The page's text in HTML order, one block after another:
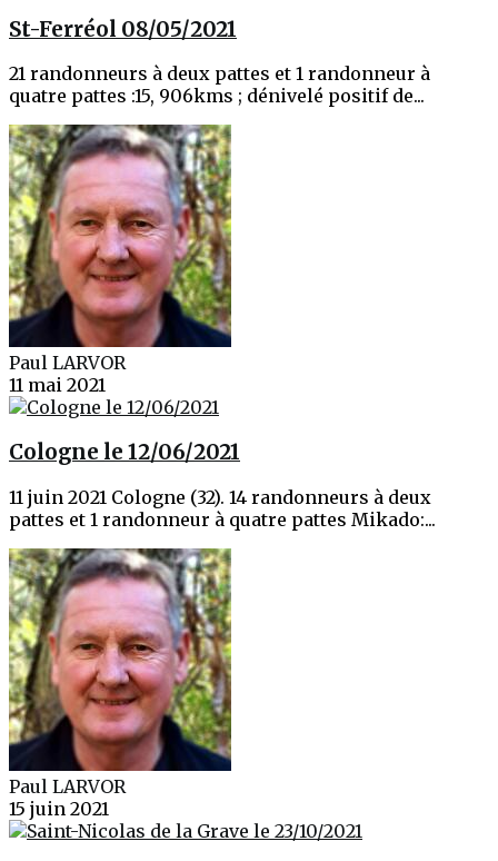
St-Ferréol 08/05/2021
21 randonneurs à deux pattes et 1 randonneur à
quatre pattes :15, 906kms ; dénivelé positif de...
Paul LARVOR
11 mai 2021
Cologne le 12/06/2021
11 juin 2021 Cologne (32). 14 randonneurs à deux
pattes et 1 randonneur à quatre pattes Mikado:...
Paul LARVOR
15 juin 2021